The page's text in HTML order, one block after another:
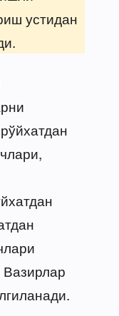
устидан
Вазирлар